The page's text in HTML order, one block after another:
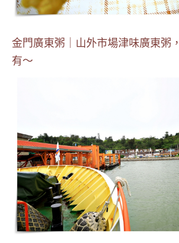
金門廣東粥｜山外市場津味廣東粥
有～